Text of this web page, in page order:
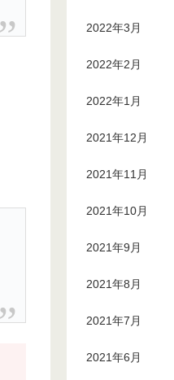
2022年3月
2022年2月
2022年1月
2021年12月
2021年11月
2021年10月
2021年9月
2021年8月
2021年7月
2021年6月